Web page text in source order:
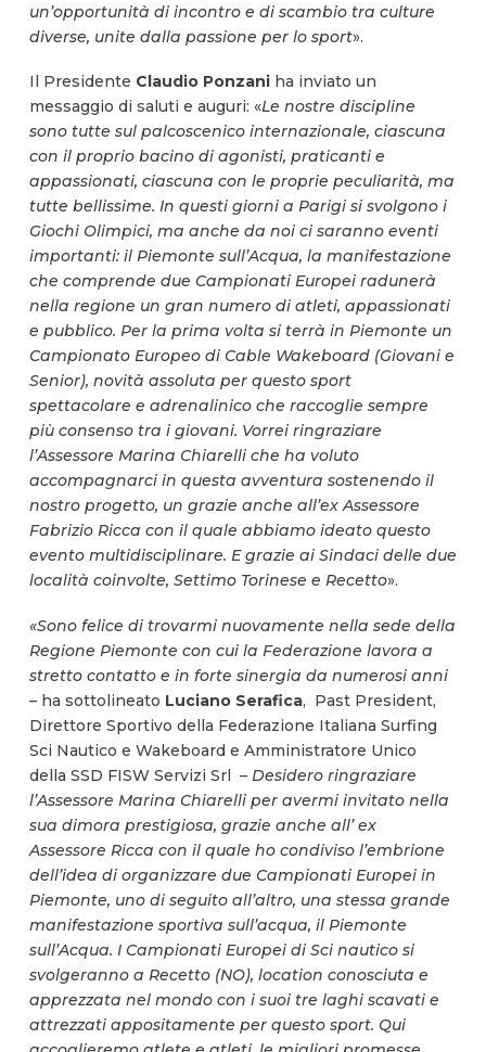
un’opportunità di incontro e di scambio tra culture
diverse, unite dalla passione per lo sport».
Il Presidente Claudio Ponzaniha inviato un
messaggio di saluti e auguri: «Le nostre discipline
sono tutte sul palcoscenico internazionale, ciascuna
con il proprio bacino di agonisti, praticanti e
appassionati, ciascuna con le proprie peculiarità, ma
tutte bellissime. In questi giorni a Parigi si svolgono i
Giochi Olimpici, ma anche da noi ci saranno eventi
importanti: il Piemonte sull’Acqua, la manifestazione
che comprende due Campionati Europei radunerà
nella regione un gran numero di atleti, appassionati
e pubblico. Per la prima volta si terrà in Piemonte un
Campionato Europeo di Cable Wakeboard (Giovani e
Senior), novità assoluta per questo sport
spettacolare e adrenalinico che raccoglie sempre
più consenso tra i giovani. Vorrei ringraziare
l’Assessore Marina Chiarelli che ha voluto
accompagnarci in questa avventura sostenendo il
nostro progetto, un grazie anche all’ex Assessore
Fabrizio Ricca con il quale abbiamo ideato questo
evento multidisciplinare. E grazie ai Sindaci delle due
località coinvolte, Settimo Torinese e Recetto».
«Sono felice di trovarmi nuovamente nella sede della
Regione Piemonte con cui la Federazione lavora a
stretto contatto e in forte sinergia da numerosi anni
– ha sottolineato Luciano Serafica, Past President,
Direttore Sportivo della Federazione Italiana Surfing
Sci Nautico e Wakeboard e Amministratore Unico
della SSD FISW Servizi Srl – Desidero ringraziare
l’Assessore Marina Chiarelli per avermi invitato nella
sua dimora prestigiosa, grazie anche all’ ex
Assessore Ricca con il quale ho condiviso l’embrione
dell’idea di organizzare due Campionati Europei in
Piemonte, uno di seguito all’altro, una stessa grande
manifestazione sportiva sull’acqua, il Piemonte
sull’Acqua. I Campionati Europei di Sci nautico si
svolgeranno a Recetto (NO), location conosciuta e
apprezzata nel mondo con i suoi tre laghi scavati e
attrezzati appositamente per questo sport. Qui